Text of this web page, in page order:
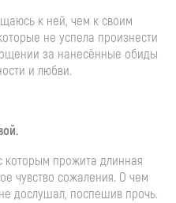
к ней, чем к своим
не успела произнести
за нанесённые обиды
и любви.
прожита длинная
чувство сожаления. О чем
дослушал, поспешив прочь.